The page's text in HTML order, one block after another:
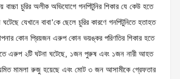
বাচ্চা চুরির অলীক অভিযোগে গনপিটুনির শিকার যে কেউ হতে
যেখানে বাবা’কে ছেলে চুরির কারণে গনপিটুনিতে হতাহত
কোন প্রিয়জন এরুপ কোন ভয়ঙ্কর পরিণতির শিকার হতে
এরুপ ২টি ঘটনা ঘটেছে, ১জন পুরুষ এবং ১জন নারী আহত
মামলা রুজু হয়েছে এবং মোট ৩ জন আসামীকে গ্রেফতার